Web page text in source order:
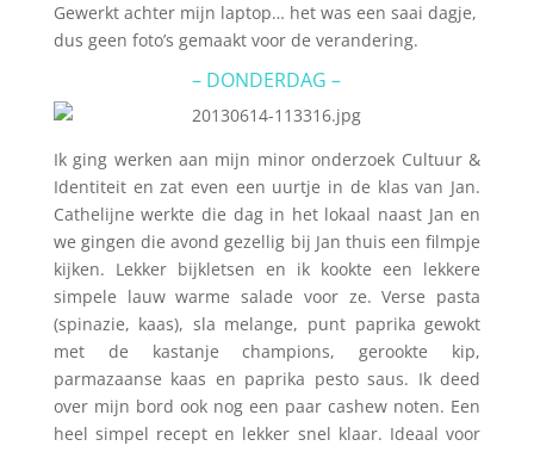
Gewerkt achter mijn laptop… het was een saai dagje,
dus geen foto’s gemaakt voor de verandering.
– DONDERDAG –
Ik ging werken aan mijn minor onderzoek Cultuur &
Identiteit en zat even een uurtje in de klas van Jan.
Cathelijne werkte die dag in het lokaal naast Jan en
we gingen die avond gezellig bij Jan thuis een filmpje
kijken. Lekker bijkletsen en ik kookte een lekkere
simpele lauw warme salade voor ze. Verse pasta
(spinazie, kaas), sla melange, punt paprika gewokt
met de kastanje champions, gerookte kip,
parmazaanse kaas en paprika pesto saus. Ik deed
over mijn bord ook nog een paar cashew noten. Een
heel simpel recept en lekker snel klaar. Ideaal voor